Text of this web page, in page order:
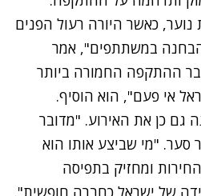
כאשר היורה רעול הפנים
במשתתפים", אמר
ההתקפה החמורה ביותר
אי פעם", הוא הוסיף.
גם כן את האירוע. "מדובר
סער. "מי שביצע אותו הוא
ומחזיק בתפיסה
של ישראל כחברה חופשית".